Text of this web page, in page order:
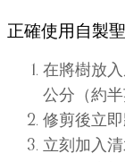
正確使用自製
在將樹放
公分（約
修剪後立
立刻加入